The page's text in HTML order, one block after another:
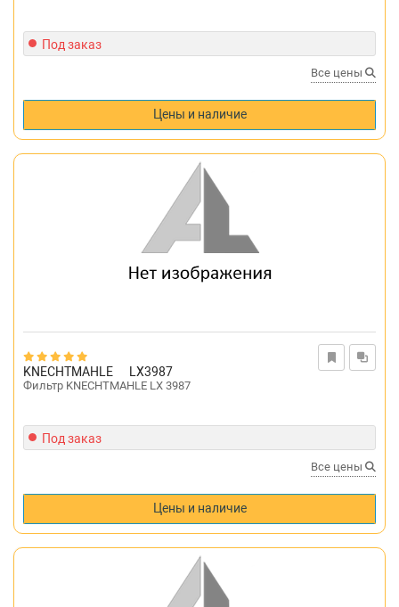
Под заказ
Все цены
Цены и наличие
KNECHTMAHLE LX3987
Фильтр KNECHTMAHLE LX 3987
Под заказ
Все цены
Цены и наличие